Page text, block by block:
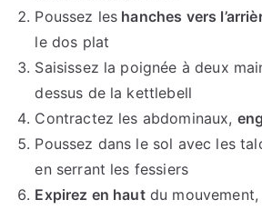
Poussez les hanches vers
le dos plat
Saisissez la poignée à deux
dessus de la kettlebell
Contractez les abdominaux,
Poussez dans le sol avec les
en serrant les fessiers
Expirez en hautdu mouvement,